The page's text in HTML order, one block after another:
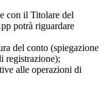
con il Titolare del
potrà riguardare
del conto (spiegazione
registrazione);
alle operazioni di